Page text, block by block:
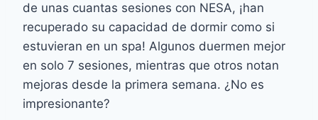
de unas cuantas sesiones con NESA, ¡han
recuperado su capacidad de dormir como si
estuvieran en un spa! Algunos duermen mejor
en solo 7 sesiones, mientras que otros notan
mejoras desde la primera semana. ¿No es
impresionante?